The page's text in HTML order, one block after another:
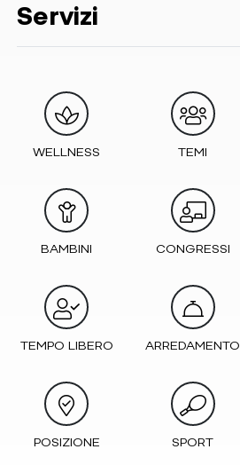
Servizi
WELLNESS TEMI
BAMBINI CONGRESSI
TEMPO LIBERO ARREDAMENTO
POSIZIONE SPORT